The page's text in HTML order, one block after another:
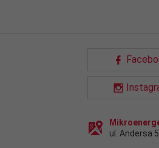
ul. Andersa